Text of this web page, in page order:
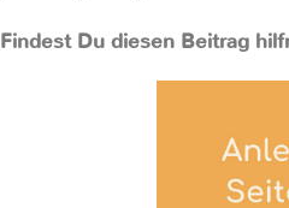
Findest Du diesen Beitrag